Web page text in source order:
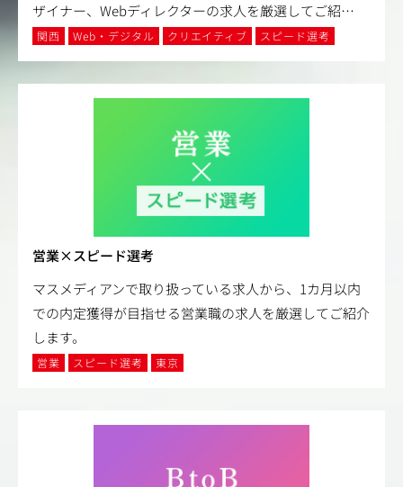
ザイナー、Webディレクターの求人を厳選してご紹…
関西 Web・デジタル クリエイティブ スピード選考
営業×スピード選考
マスメディアンで取り扱っている求人から、1カ月以内
での内定獲得が目指せる営業職の求人を厳選してご紹介
します。
営業 スピード選考 東京